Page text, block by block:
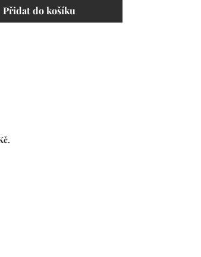
Přidat do košíku